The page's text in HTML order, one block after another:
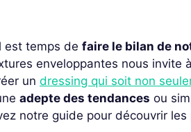
est temps de faire le bilan de
enveloppantes nous invite
un dressing qui soit non
adepte des tendances ou
notre guide pour découvrir